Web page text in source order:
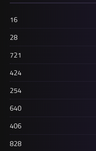
16
28
721
424
254
640
406
828